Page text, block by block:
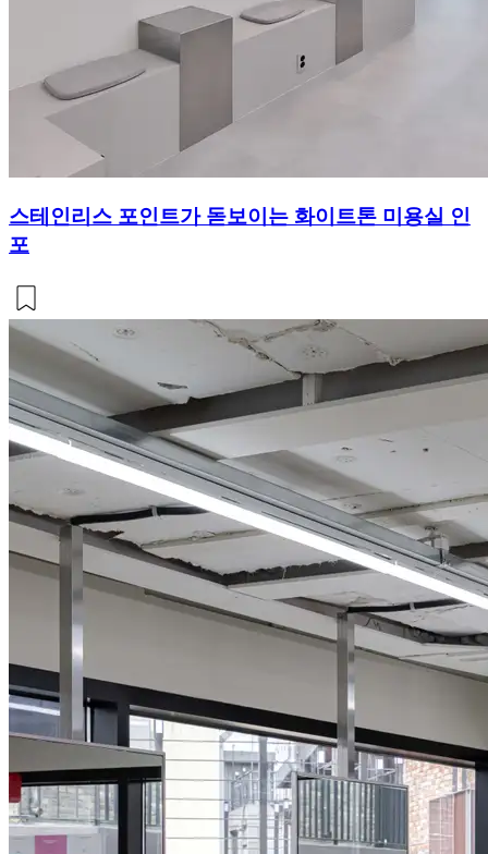
스테인리스 포인트가 돋보이는 화이트톤 미용실 인
포